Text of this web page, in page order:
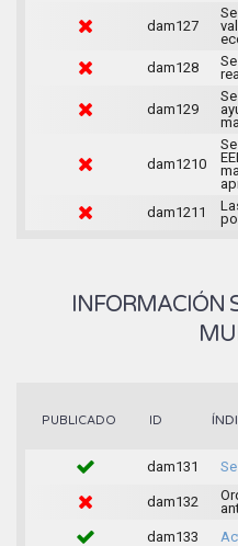
dam127
dam128
dam129
dam1210
dam1211
INFORMACIÓN
PUBLICADO ID
dam131
dam132
dam133